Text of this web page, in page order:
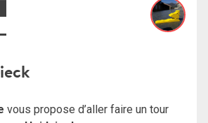
vous propose d’aller faire un tour